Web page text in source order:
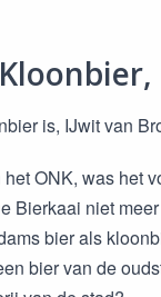
is, IJwit van
ONK, was het
Bierkaai niet
bier als
bier van de